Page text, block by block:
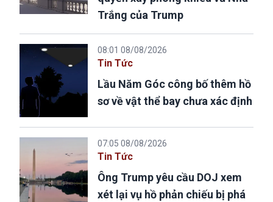
Trắng của Trump
08:01 08/08/2026
Tin Tức
Lầu Năm Góc công bố thêm hồ
sơ về vật thể bay chưa xác định
07:05 08/08/2026
Tin Tức
Ông Trump yêu cầu DOJ xem
xét lại vụ hồ phản chiếu bị phá